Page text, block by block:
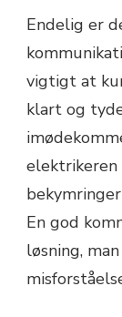
Endelig er
vigtigt at
klart og
En god
løsning,